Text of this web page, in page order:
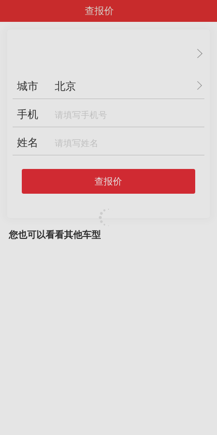
查报价
城市 北京
手机
姓名
查报价
您也可以看看其他车型